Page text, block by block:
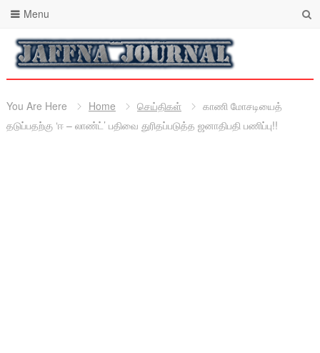
Menu
You Are Here Home செய்திகள்
காணி மோசடியைத்
தடுப்பதற்கு ‘ஈ – லாண்ட்’ பதிவை துரிதப்படுத்த ஜனாதிபதி பணிப்பு!!